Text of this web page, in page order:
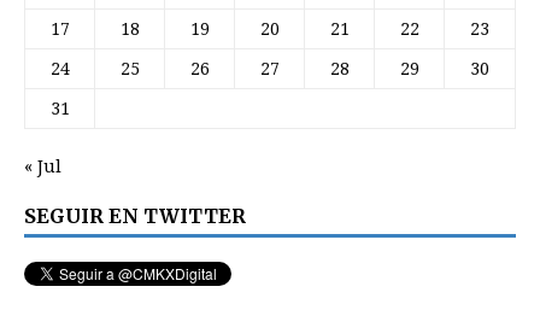
17 18 19 20 21 22 23
24 25 26 27 28 29 30
31
« Jul
SEGUIR EN TWITTER